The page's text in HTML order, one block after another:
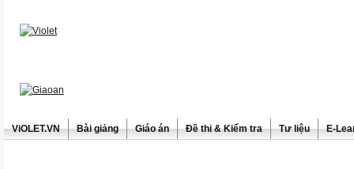
ViOLET.VN Bài giảng Giáo án Đề thi & Kiểm tra Tư liệu E-